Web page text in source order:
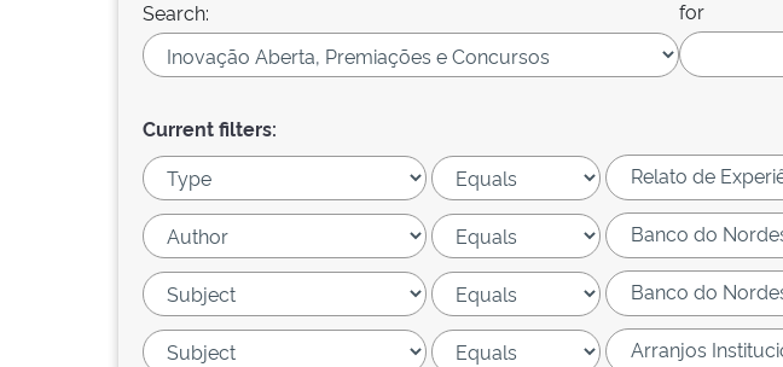
Search: for
Current filters: